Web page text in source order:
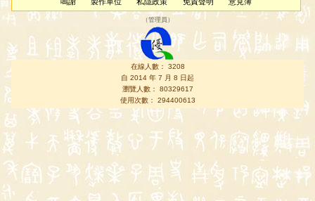
（管理員 ）
在線人數： 3208
自 2014 年 7 月 8 日起
瀏覽人數： 80329617
使用次數： 294400613